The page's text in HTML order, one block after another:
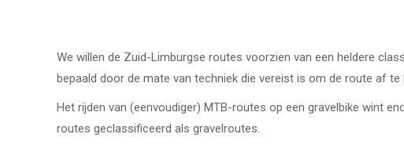
We willen de Zuid-Limburgse routes voorzien van een heldere
bepaald door de mate van techniek die vereist is om de route af
Het rijden van (eenvoudiger) MTB-routes op een gravelbike wint
routes geclassificeerd als gravelroutes.